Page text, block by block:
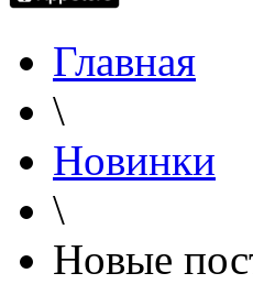
Главная
\
Новинки
\
Новые